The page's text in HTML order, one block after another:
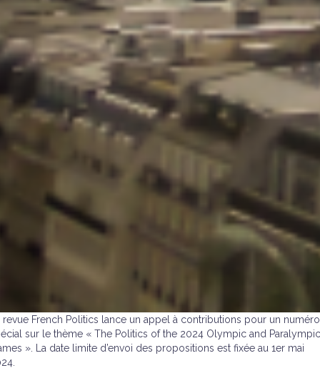
revue French Politics lance un appel à contributions pour un numéro
sur le thème « The Politics of the 2024 Olympic and Paralympic
». La date limite d’envoi des propositions est fixée au 1er mai